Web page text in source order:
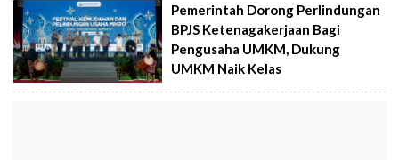
Pemerintah Dorong Perlindungan
BPJS Ketenagakerjaan Bagi
Pengusaha UMKM, Dukung
UMKM Naik Kelas